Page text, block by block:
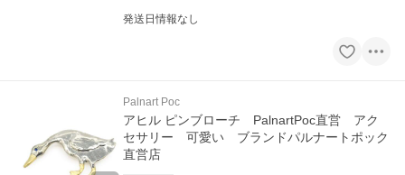
発送日情報なし
Palnart Poc
アヒル ピンブローチ PalnartPoc直営 アク
セサリー 可愛い ブランドパルナートポック
直営店